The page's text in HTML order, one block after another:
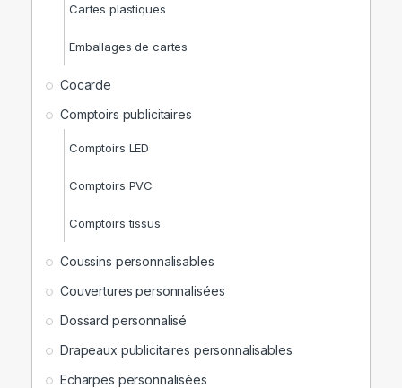
Cartes plastiques
Emballages de cartes
Cocarde
Comptoirs publicitaires
Comptoirs LED
Comptoirs PVC
Comptoirs tissus
Coussins personnalisables
Couvertures personnalisées
Dossard personnalisé
Drapeaux publicitaires personnalisables
Echarpes personnalisées